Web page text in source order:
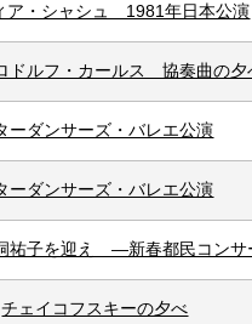
ア・シャシュ 1981年日本公演
ドルフ・カールス 協奏曲の夕
ーダンサーズ・バレエ公演
ーダンサーズ・バレエ公演
祐子を迎え ―新春都民コン
チェイコフスキーの夕べ